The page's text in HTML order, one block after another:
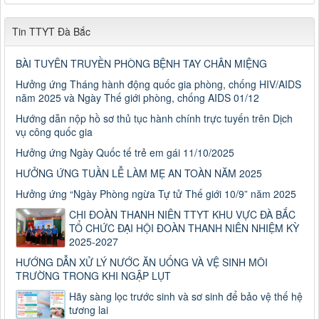
Tin TTYT Đà Bắc
BÀI TUYÊN TRUYỀN PHÒNG BỆNH TAY CHÂN MIỆNG
Hưởng ứng Tháng hành động quốc gia phòng, chống HIV/AIDS
năm 2025 và Ngày Thế giới phòng, chống AIDS 01/12
Hướng dẫn nộp hồ sơ thủ tục hành chính trực tuyến trên Dịch
vụ công quốc gia
Hưởng ứng Ngày Quốc tế trẻ em gái 11/10/2025
HƯỞNG ỨNG TUẦN LỄ LÀM MẸ AN TOÀN NĂM 2025
Hưởng ứng “Ngày Phòng ngừa Tự tử Thế giới 10/9” năm 2025
CHI ĐOÀN THANH NIÊN TTYT KHU VỰC ĐÀ BẮC
TỔ CHỨC ĐẠI HỘI ĐOÀN THANH NIÊN NHIỆM KỲ
2025-2027
HƯỚNG DẪN XỬ LÝ NƯỚC ĂN UỐNG VÀ VỆ SINH MÔI
TRƯỜNG TRONG KHI NGẬP LỤT
Hãy sàng lọc trước sinh và sơ sinh để bảo vệ thế hệ
tương lai
Số: 187/CV-TTYT
Đẩy nhanh tiến độ thực hiện Hồ sơ bệnh án điện tử
Thời gian đăng: 11/10/2019